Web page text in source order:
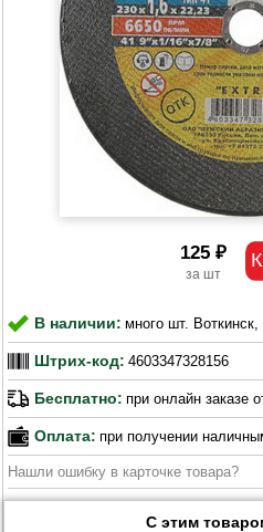
125 ₽
В наличии: много шт.
Штрих-код: 4603347328156
Бесплатно: при онлайн заказе
Оплата: при получении
Нашли ошибку в карточке товара?
С этим